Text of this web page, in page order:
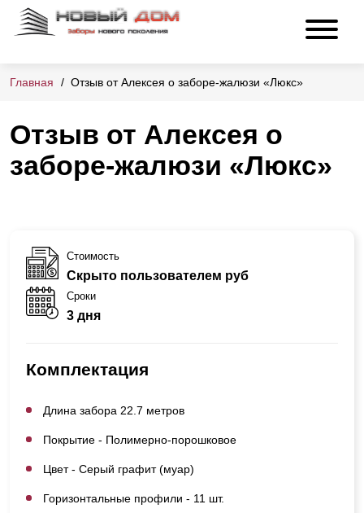
Главная Отзыв от Алексея о заборе-жалюзи «Люкс»
Отзыв от Алексея о
заборе-жалюзи «Люкс»
Стоимость
Скрыто пользователем руб
Сроки
3 дня
Комплектация
Длина забора 22.7 метров
Покрытие - Полимерно-порошковое
Цвет - Серый графит (муар)
Горизонтальные профили - 11 шт.